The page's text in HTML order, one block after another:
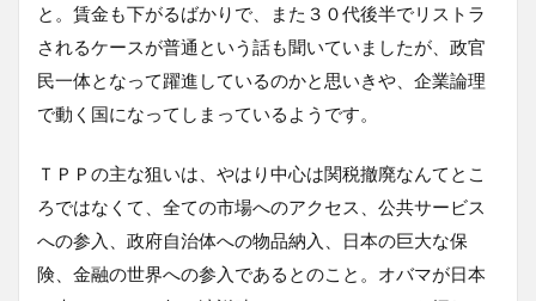
と。賃金も下がるばかりで、また３０代後半でリストラ
されるケースが普通という話も聞いていましたが、政官
民一体となって躍進しているのかと思いきや、企業論理
で動く国になってしまっているようです。
ＴＰＰの主な狙いは、やはり中心は関税撤廃なんてとこ
ろではなくて、全ての市場へのアクセス、公共サービス
への参入、政府自治体への物品納入、日本の巨大な保
険、金融の世界への参入であるとのこと。オバマが日本